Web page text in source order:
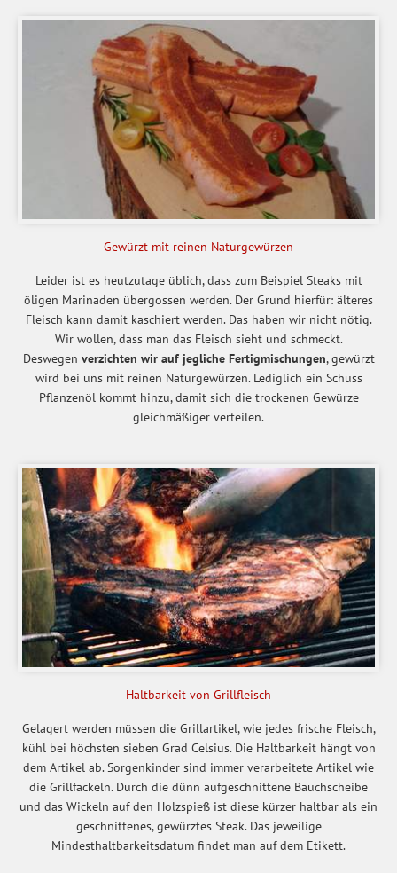
Gewürzt mit reinen Naturgewürzen
Leider ist es heutzutage üblich, dass zum Beispiel Steaks mit
öligen Marinaden übergossen werden. Der Grund hierfür: älteres
Fleisch kann damit kaschiert werden. Das haben wir nicht nötig.
Wir wollen, dass man das Fleisch sieht und schmeckt.
Deswegen verzichten wir auf jegliche Fertigmischungen, gewürzt
wird bei uns mit reinen Naturgewürzen. Lediglich ein Schuss
Pflanzenöl kommt hinzu, damit sich die trockenen Gewürze
gleichmäßiger verteilen.
Haltbarkeit von Grillfleisch
Gelagert werden müssen die Grillartikel, wie jedes frische Fleisch,
kühl bei höchsten sieben Grad Celsius. Die Haltbarkeit hängt von
dem Artikel ab. Sorgenkinder sind immer verarbeitete Artikel wie
die Grillfackeln. Durch die dünn aufgeschnittene Bauchscheibe
und das Wickeln auf den Holzspieß ist diese kürzer haltbar als ein
geschnittenes, gewürztes Steak. Das jeweilige
Mindesthaltbarkeitsdatum findet man auf dem Etikett.